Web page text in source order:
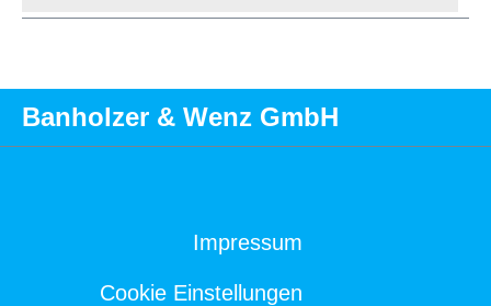
Banholzer & Wenz GmbH
Impressum
Cookie Einstellungen